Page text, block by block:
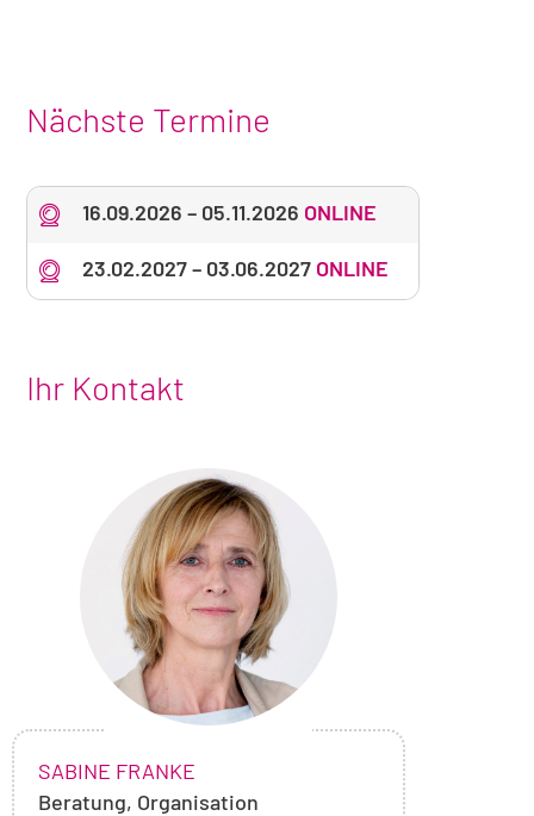
Nächste Termine
16.09.2026– 05.11.2026 ONLINE
23.02.2027– 03.06.2027 ONLINE
Ihr Kontakt
Foto
von
Sabine
Franke
NAME:
SABINE FRANKE
Beratung, Organisation